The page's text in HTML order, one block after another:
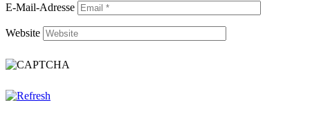
E-Mail-Adresse
Website